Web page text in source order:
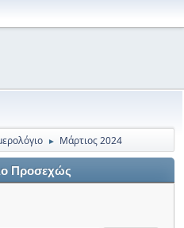
► Μάρτιος 2024
Προσεχώς